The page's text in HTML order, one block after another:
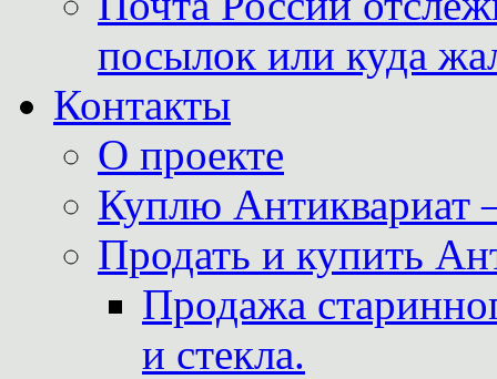
посылок или куда
Контакты
О проекте
Куплю Антиквариат
Продать и купить
Продажа
и стекла.